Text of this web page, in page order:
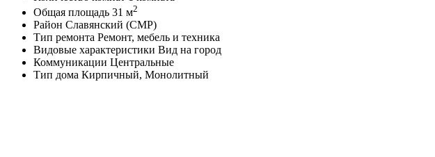
Общая площадь 31 м2
Район Славянский (СМР)
Тип ремонта Ремонт, мебель и техника
Видовые характеристики Вид на город
Коммуникации Центральные
Тип дома Кирпичный, Монолитный